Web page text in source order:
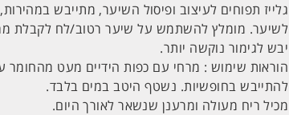
גלייז תפוחים לעיצוב ופיסול השיער, מתייבש
לשיער. מומלץ להשתמש על שיער רטוב/לח לקבלת
יבש לגימור נוקשה יותר.
הוראות שימוש : מרחי עם כפות הידיים מעט מהחומר
להתייבש בחופשיות. נשטף היטב במים בלבד.
מכיל ריח מעולה ומרענן שנשאר לאורך היום.